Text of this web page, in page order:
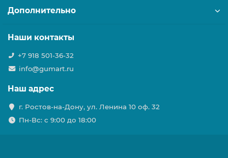
Дополнительно
Наши контакты
+7 918 501-36-32
info@gumart.ru
Наш адрес
г. Ростов-на-Дону, ул. Ленина 10 оф. 32
Пн-Вс: c 9:00 до 18:00